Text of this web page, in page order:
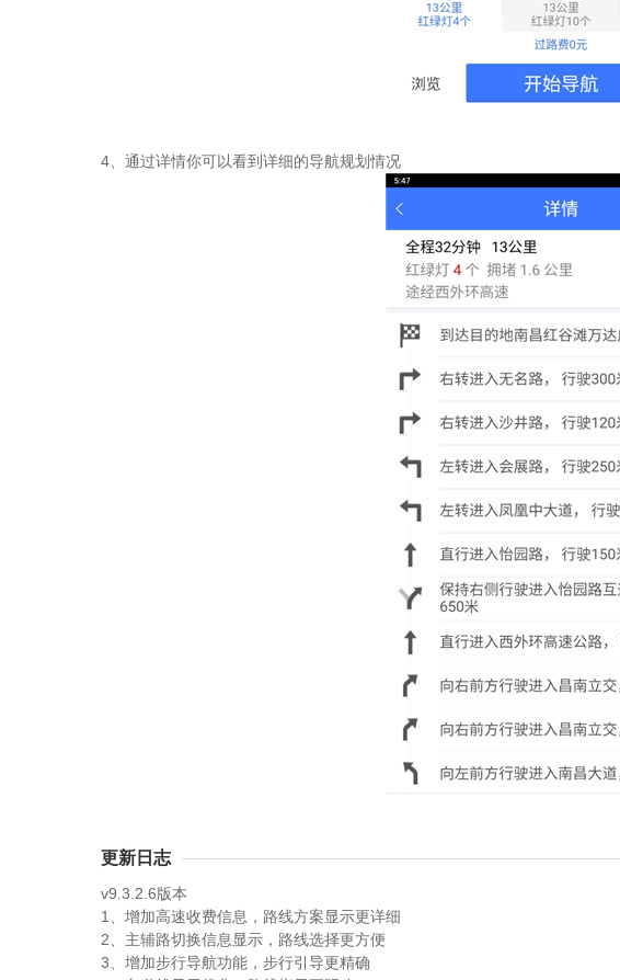
4、通过详情你可以看到详细的导航规划情况
更新日志
v9.3.2.6版本
1、增加高速收费信息，路线方案显示更详细
2、主辅路切换信息显示，路线选择更方便
3、增加步行导航功能，步行引导更精确